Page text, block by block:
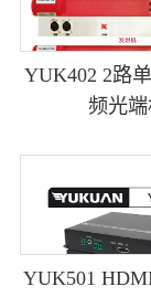
YUK402 2路
频光
YUK501